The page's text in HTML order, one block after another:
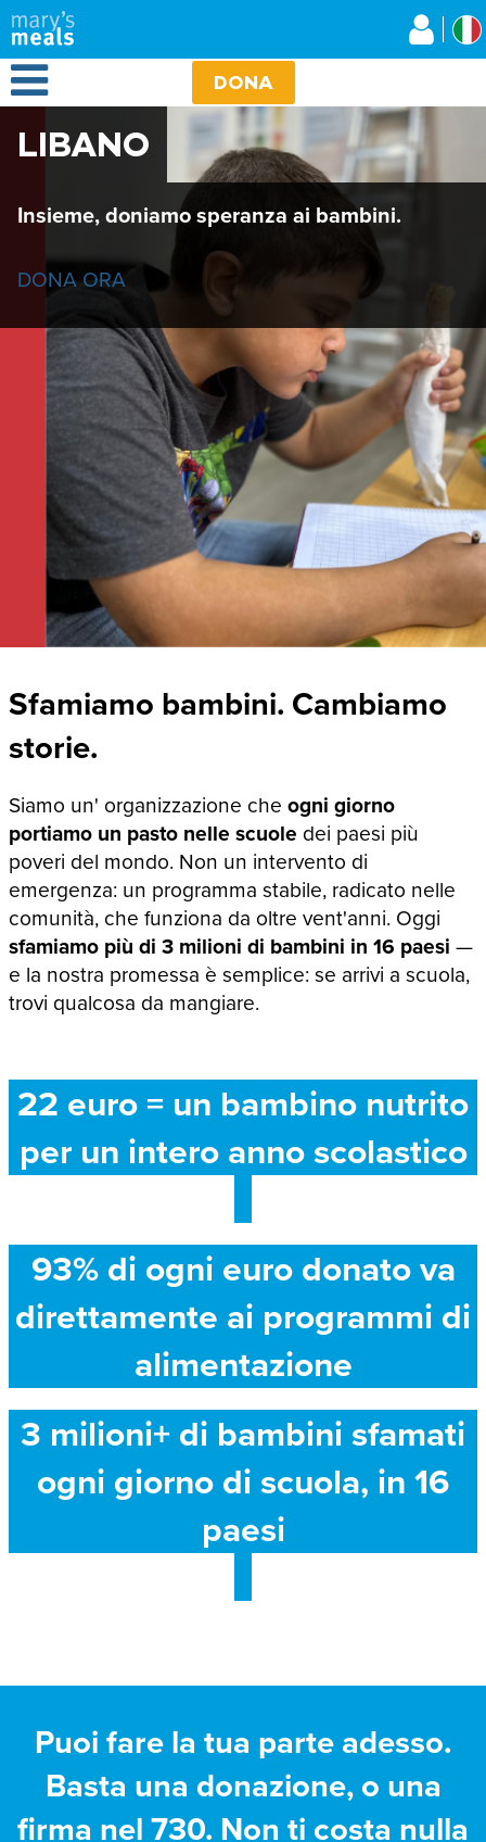
Salta
al
contenuto
principale
Open Menu DONA
LIBANO
Insieme, doniamo speranza ai bambini.
DONA ORA
Sfamiamo bambini. Cambiamo
storie.
Siamo un' organizzazione che ogni giorno
portiamo un pasto nelle scuole dei paesi più
poveri del mondo. Non un intervento di
emergenza: un programma stabile, radicato nelle
comunità, che funziona da oltre vent'anni. Oggi
sfamiamo più di 3 milioni di bambini in 16 paesi —
e la nostra promessa è semplice: se arrivi a scuola,
trovi qualcosa da mangiare.
22 euro = un bambino nutrito
per un intero anno scolastico
93% di ogni euro donato va
direttamente ai programmi di
alimentazione
3 milioni+ di bambini sfamati
ogni giorno di scuola, in 16
paesi
Puoi fare la tua parte adesso.
Basta una donazione, o una
firma nel 730. Non ti costa nulla